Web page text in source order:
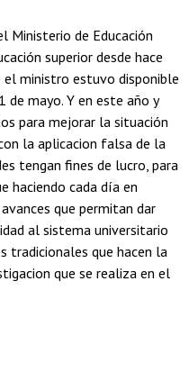
Ministerio de Educación
superior desde hace
el ministro estuvo disponible
de mayo. Y en este año y
para mejorar la situación
la aplicacion falsa de la
tengan fines de lucro, para
haciendo cada día en
que permitan dar
al sistema universitario
tradicionales que hacen la
que se realiza en el